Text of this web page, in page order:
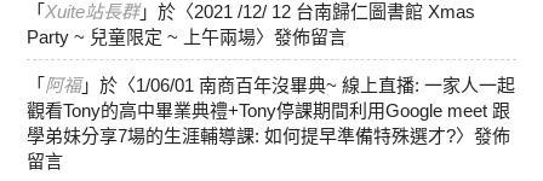
「 Xuite站長群」於〈2021 /12/ 12 台南歸仁圖書館 Xmas
Party ~ 兒童限定 ~ 上午兩場〉發佈留言
「 阿福」於〈1/06/01 南商百年沒畢典~ 線上直播: 一家人一起
觀看Tony的高中畢業典禮+Tony停課期間利用Google meet 跟
學弟妹分享7場的生涯輔導課: 如何提早準備特殊選才?〉發佈
留言